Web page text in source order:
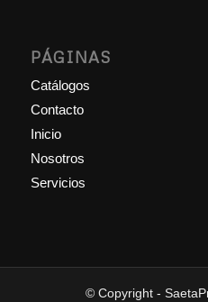
PÁGINAS
Catálogos
Contacto
Inicio
Nosotros
Servicios
© Copyright -